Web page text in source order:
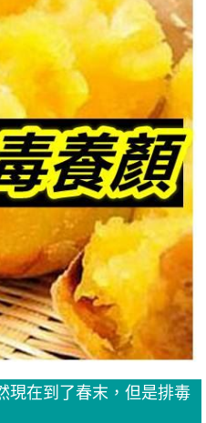
現在到了春末，但是排毒